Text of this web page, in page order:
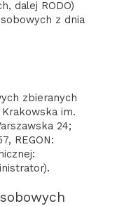
dalej RODO)
z dnia
zbieranych
im.
24;
REGON: